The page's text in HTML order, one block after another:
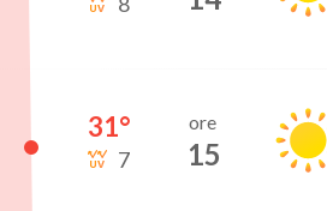
31°
7
ore
15